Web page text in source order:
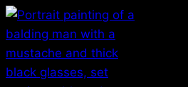
Saltar
al
contenido